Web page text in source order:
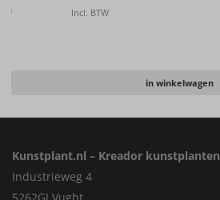
€ Incl. BTW
in winkelwagen
Kunstplant.nl – Kreador kunstplanten
Industrieweg 4